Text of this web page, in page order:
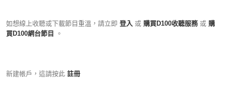
如想線上收聽或下載節目重溫，請立即 登入 或 購買D100收聽服務 或 購
買D100網台節目
。
新建帳戶，這請按此 註冊